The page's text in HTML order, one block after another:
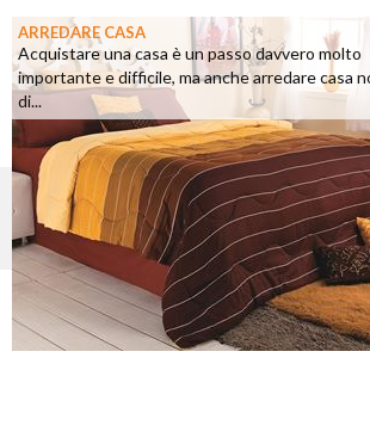
ARREDARE CASA
Acquistare una casa è un passo davvero molto
importante e difficile, ma anche arredare casa
di...
©2026 - casapratica.net - p.iva 03338800984